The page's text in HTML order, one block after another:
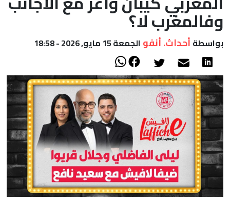
وفالمغرب لا؟
بواسطة أحداث. أنفو الجمعة 15 مايو, 2026 - 18:58